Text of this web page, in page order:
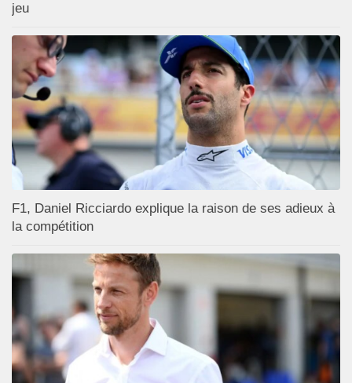
jeu
F1, Daniel Ricciardo explique la raison de ses adieux à
la compétition